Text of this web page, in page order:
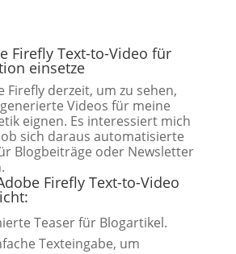
Firefly Text-to-Video für
einsetze
Firefly derzeit, um zu sehen,
Videos für meine
eignen. Es interessiert mich
sich daraus automatisierte
Blogbeiträge oder Newsletter
Firefly Text-to-Video
Teaser für Blogartikel.
Texteingabe, um